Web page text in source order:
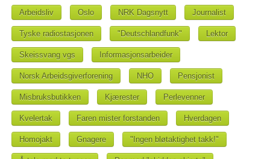
Arbeidsliv Oslo NRK Dagsnytt Journalist
Tyske radiostasjonen "Deutschlandfunk" Lektor
Skeissvang vgs Informasjonsarbeider
Norsk Arbeidsgiverforening NHO Pensjonist
Misbruksbutikken Kjærester Perlevenner
Kvelertak Faren mister forstanden Hverdagen
Homojakt Gnagere "Ingen bløtaktighet takk!"